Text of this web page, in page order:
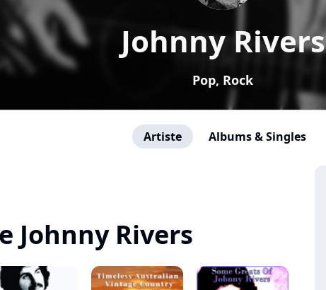
Johnny Rivers
Pop, Rock
Artiste Albums & Singles
Johnny Rivers